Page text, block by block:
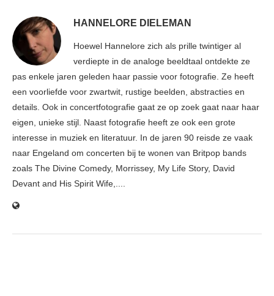
HANNELORE DIELEMAN
Hoewel Hannelore zich als prille twintiger al
verdiepte in de analoge beeldtaal ontdekte ze
pas enkele jaren geleden haar passie voor fotografie. Ze heeft
een voorliefde voor zwartwit, rustige beelden, abstracties en
details. Ook in concertfotografie gaat ze op zoek gaat naar haar
eigen, unieke stijl. Naast fotografie heeft ze ook een grote
interesse in muziek en literatuur. In de jaren 90 reisde ze vaak
naar Engeland om concerten bij te wonen van Britpop bands
zoals The Divine Comedy, Morrissey, My Life Story, David
Devant and His Spirit Wife,....